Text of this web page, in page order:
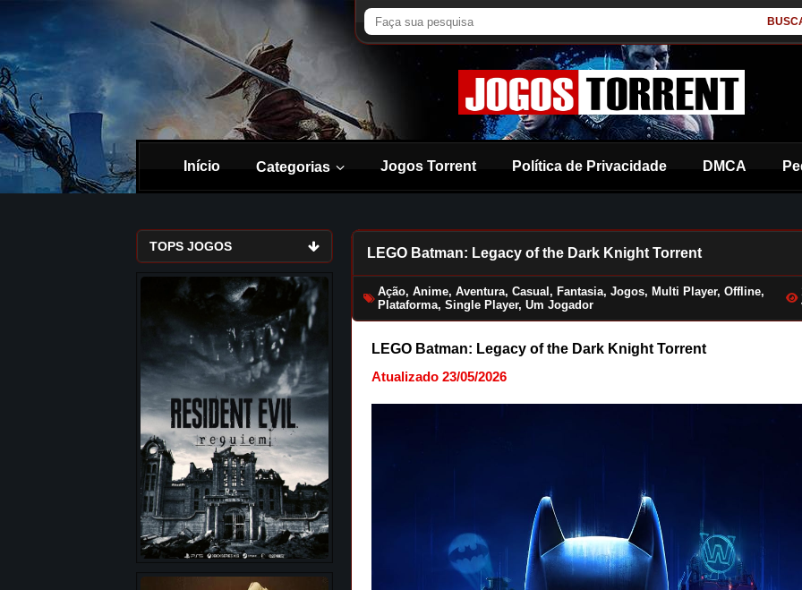
Início Categorias Jogos Torrent Política de Privacidade DMCA
TOPS JOGOS LEGO Batman: Legacy of the Dark Knight Torrent
Ação, Anime, Aventura, Casual , Fantasia, Jogos, Multi Player, Offline,
Plataforma, Single Player, Um Jogador
LEGO Batman: Legacy of the Dark Knight Torrent
Atualizado 23/05/2026